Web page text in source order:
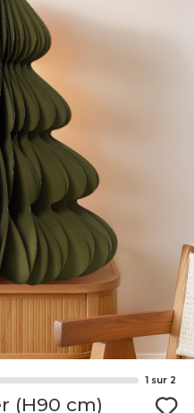
1 sur 2
(H90 cm)